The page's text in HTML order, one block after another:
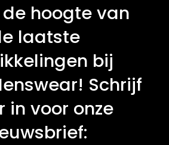
hoogte van
laatste
bij
Schrijf
in voor onze